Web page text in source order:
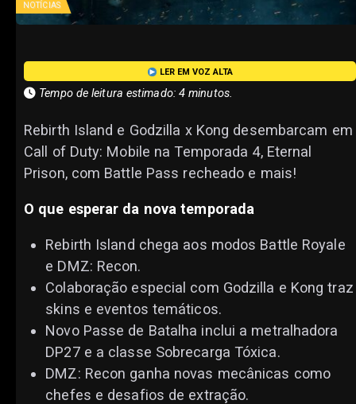
NOTÍCIAS
LER EM VOZ ALTA
Tempo de leitura estimado: 4 minutos.
Rebirth Island e Godzilla x Kong desembarcam em
Call of Duty: Mobile na Temporada 4, Eternal
Prison, com Battle Pass recheado e mais!
O que esperar da nova temporada
Rebirth Island chega aos modos Battle Royale
e DMZ: Recon.
Colaboração especial com Godzilla e Kong traz
skins e eventos temáticos.
Novo Passe de Batalha inclui a metralhadora
DP27 e a classe Sobrecarga Tóxica.
DMZ: Recon ganha novas mecânicas como
chefes e desafios de extração.